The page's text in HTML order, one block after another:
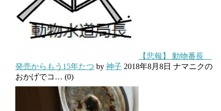
【悲報】 動物番長
発売からもう15年たつ by 神子 2018年8月8日 ナマニクの
おかげでコ… (0)